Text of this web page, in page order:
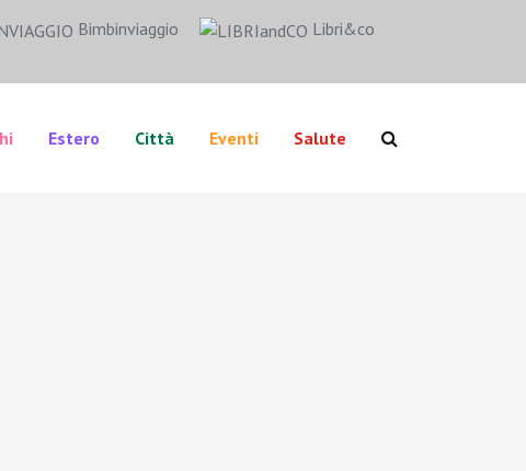
Bimbinviaggio
Libri&co
Estero Città Eventi Salute